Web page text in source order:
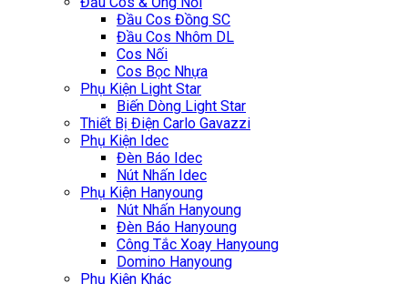
Đầu Cos Đồng SC
Đầu Cos Nhôm DL
Cos Nối
Cos Bọc Nhựa
Phụ Kiện Light Star
Biến Dòng Light Star
Thiết Bị Điện Carlo Gavazzi
Phụ Kiện Idec
Đèn Báo Idec
Nút Nhấn Idec
Phụ Kiện Hanyoung
Nút Nhấn Hanyoung
Đèn Báo Hanyoung
Công Tắc Xoay Hanyoung
Domino Hanyoung
Phụ Kiện Khác